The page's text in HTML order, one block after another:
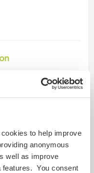
to help improve
anonymous
well as improve
features. You consent
nuts